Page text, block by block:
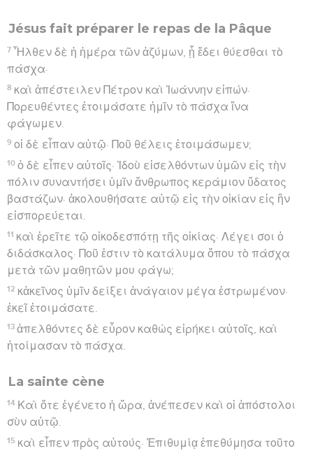
Jésus fait préparer le repas de la Pâque
7 Ἦλθεν δὲ ἡ ἡμέρα τῶν ἀζύμων, ᾗ ἔδει θύεσθαι τὸ
πάσχα·
8 καὶ ἀπέστειλεν Πέτρον καὶ Ἰωάννην εἰπών·
Πορευθέντες ἑτοιμάσατε ἡμῖν τὸ πάσχα ἵνα
φάγωμεν.
9 οἱ δὲ εἶπαν αὐτῷ· Ποῦ θέλεις ἑτοιμάσωμεν;
10 ὁ δὲ εἶπεν αὐτοῖς· Ἰδοὺ εἰσελθόντων ὑμῶν εἰς τὴν
πόλιν συναντήσει ὑμῖν ἄνθρωπος κεράμιον ὕδατος
βαστάζων· ἀκολουθήσατε αὐτῷ εἰς τὴν οἰκίαν εἰς ἣν
εἰσπορεύεται.
11 καὶ ἐρεῖτε τῷ οἰκοδεσπότῃ τῆς οἰκίας· Λέγει σοι ὁ
διδάσκαλος· Ποῦ ἐστιν τὸ κατάλυμα ὅπου τὸ πάσχα
μετὰ τῶν μαθητῶν μου φάγω;
12 κἀκεῖνος ὑμῖν δείξει ἀνάγαιον μέγα ἐστρωμένον·
ἐκεῖ ἑτοιμάσατε.
13 ἀπελθόντες δὲ εὗρον καθὼς εἰρήκει αὐτοῖς, καὶ
ἡτοίμασαν τὸ πάσχα.
La sainte cène
14 Καὶ ὅτε ἐγένετο ἡ ὥρα, ἀνέπεσεν καὶ οἱ ἀπόστολοι
σὺν αὐτῷ.
15 καὶ εἶπεν πρὸς αὐτούς· Ἐπιθυμίᾳ ἐπεθύμησα τοῦτο